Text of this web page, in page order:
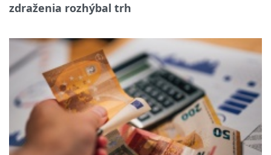
zdraženia rozhýbal trh